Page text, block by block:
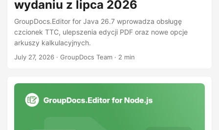
wydaniu z lipca 2026
GroupDocs.Editor for Java 26.7 wprowadza obsługę
czcionek TTC, ulepszenia edycji PDF oraz nowe opcje
arkuszy kalkulacyjnych.
July 27, 2026 · GroupDocs Team · 2 min